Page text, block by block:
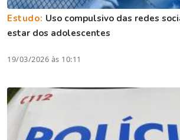
Estudo: Uso compulsivo das redes
estar dos adolescentes
19/03/2026 às 10:11